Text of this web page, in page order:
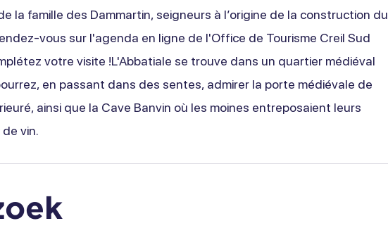
la famille des Dammartin, seigneurs à l’origine de la construction du
vous sur l'agenda en ligne de l'Office de Tourisme Creil Sud
votre visite !L'Abbatiale se trouve dans un quartier médiéval
en passant dans des sentes, admirer la porte médiévale de
ainsi que la Cave Banvin où les moines entreposaient leurs
vin.